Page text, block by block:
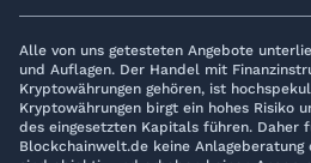
Alle von uns getesteten Angebote
und Auflagen. Der Handel mit
Kryptowährungen gehören, ist
Kryptowährungen birgt ein hohes Risiko
des eingesetzten Kapitals führen. Daher
Blockchainwelt.de keine Anlageberatung